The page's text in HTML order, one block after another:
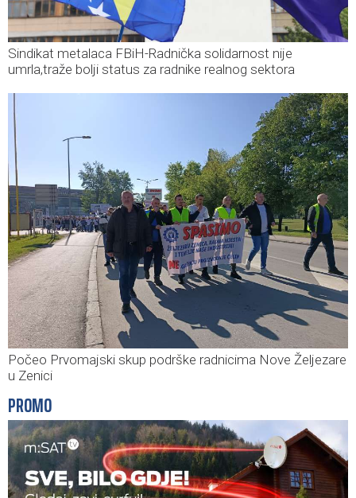
Sindikat metalaca FBiH-Radnička solidarnost nije
umrla,traže bolji status za radnike realnog sektora
Počeo Prvomajski skup podrške radnicima Nove Željezare
u Zenici
PROMO